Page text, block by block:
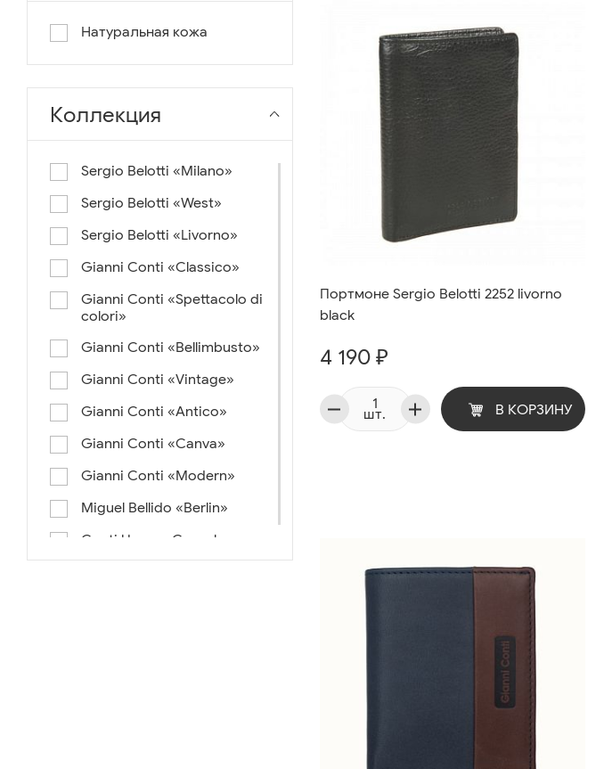
Натуральная кожа
Коллекция
Sergio Belotti «Milano»
Sergio Belotti «West»
Sergio Belotti «Livorno»
Gianni Conti «Classico»
Gianni Conti «Spettacolo di
colori»
Gianni Conti «Bellimbusto»
Gianni Conti «Vintage»
Gianni Conti «Antico»
Gianni Conti «Canva»
Gianni Conti «Modern»
Miguel Bellido «Berlin»
Conti Uomo «Casual»
Портмоне Sergio Belotti 2252 livorno
black
4 190 ₽
шт. В КОРЗИНУ